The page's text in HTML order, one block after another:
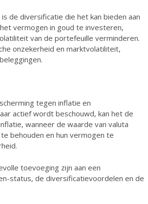
de diversificatie die het kan bieden aan
vermogen in goud te investeren,
van de portefeuille verminderen.
onzekerheid en marktvolatiliteit,
tegen inflatie en
actief wordt beschouwd, kan het de
wanneer de waarde van valuta
behouden en hun vermogen te
toevoeging zijn aan een
status, de diversificatievoordelen en de